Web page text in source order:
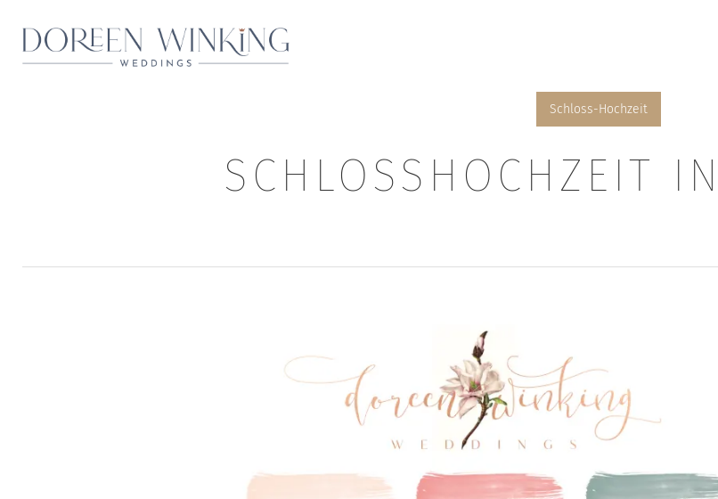
Schloss-Hochzeit
SCHLOSSHOCHZEIT